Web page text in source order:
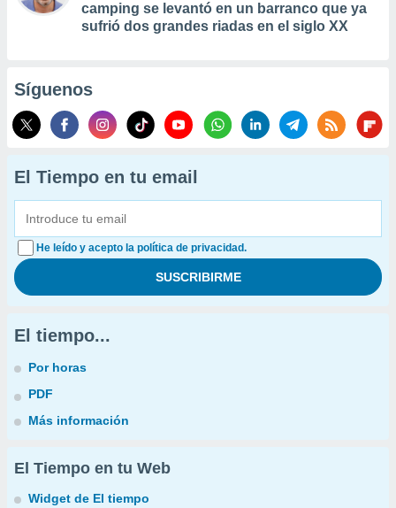
camping se levantó en un barranco que ya
sufrió dos grandes riadas en el siglo XX
Síguenos
El Tiempo en tu email
He leído y acepto la política de privacidad.
El tiempo...
Por horas
PDF
Más información
El Tiempo en tu Web
Widget de El tiempo